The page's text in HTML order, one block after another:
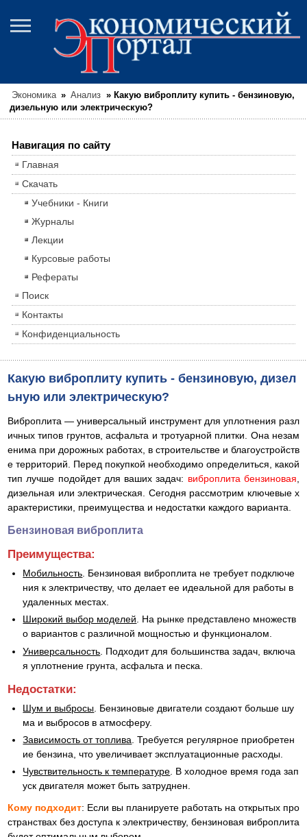
Экономика » Анализ » Какую виброплиту купить - бензиновую,
дизельную или электрическую?
Навигация по сайту
Главная
Скачать
Учебники - Книги
Журналы
Лекции
Курсовые работы
Рефераты
Поиск
Контакты
Конфиденциальность
Какую виброплиту купить - бензиновую, дизел
ьную или электрическую?
Виброплита — универсальный инструмент для уплотнения разл
ичных типов грунтов, асфальта и тротуарной плитки. Она незам
енима при дорожных работах, в строительстве и благоустройств
е территорий. Перед покупкой необходимо определиться, какой
тип лучше подойдет для ваших задач: виброплита бензиновая
дизельная или электрическая. Сегодня рассмотрим ключевые х
арактеристики, преимущества и недостатки каждого варианта.
Бензиновая виброплита
Преимущества:
Мобильность. Бензиновая виброплита не требует подключе
ния к электричеству, что делает ее идеальной для работы в
удаленных местах.
Широкий выбор моделей. На рынке представлено множеств
о вариантов с различной мощностью и функционалом.
Универсальность . Подходит для большинства задач, включа
я уплотнение грунта, асфальта и песка.
Недостатки:
Шум и выбросы . Бензиновые двигатели создают больше шу
ма и выбросов в атмосферу.
Зависимость от топлива . Требуется регулярное приобретен
ие бензина, что увеличивает эксплуатационные расходы.
Чувствительность к температуре . В холодное время года зап
уск двигателя может быть затруднен.
Кому подходит: Если вы планируете работать на открытых про
странствах без доступа к электричеству, бензиновая виброплита